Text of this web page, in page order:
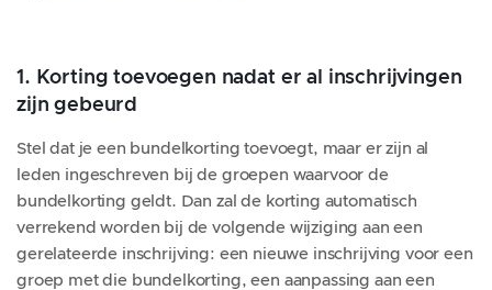
1. Korting toevoegen nadat er al inschrijvingen
zijn gebeurd
Stel dat je een bundelkorting toevoegt, maar er zijn al
leden ingeschreven bij de groepen waarvoor de
bundelkorting geldt. Dan zal de korting automatisch
verrekend worden bij de volgende wijziging aan een
gerelateerde inschrijving: een nieuwe inschrijving voor een
groep met die bundelkorting, een aanpassing aan een